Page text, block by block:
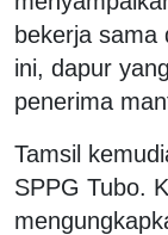
bekerja sama
ini, dapur
penerima
Tamsil
SPPG Tubo.